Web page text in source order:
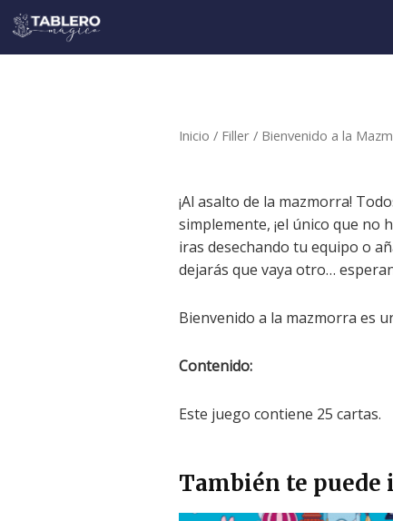
contenido
Inicio / Filler / Bienvenido a la
¡Al asalto de la mazmorra!
simplemente, ¡el único que
iras desechando tu equipo o
dejarás que vaya otro…
Bienvenido a la mazmorra es
Contenido:
Este juego contiene 25 cartas.
También te puede